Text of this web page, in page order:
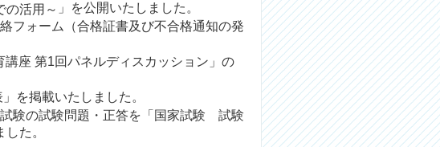
の活用～ 」を公開いたしました。
フォーム（合格証書及び不合格通知の発
講座 第1回パネルディスカッション」の
」を掲載いたしました。
験の試験問題・正答を「 国家試験 試験
た。